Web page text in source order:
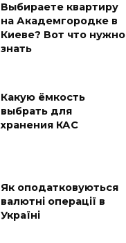
Выбираете квартиру
на Академгородке в
Киеве? Вот что нужно
знать
Какую ёмкость
выбрать для
хранения КАС
Як оподатковуються
валютні операції в
Україні